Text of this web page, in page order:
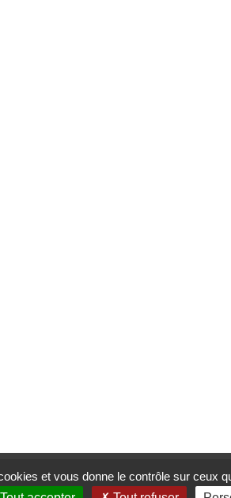
En poursuivant votre navigation,
et vous donne le contrôle sur ceux